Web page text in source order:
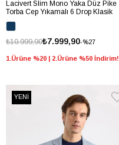
Lacivert Slim Mono Yaka Düz Pike
Torba Cep Yıkamalı 6 Drop Klasik
Ceket
%27
₺7.999,90
₺10.999,90
1.Ürüne %20 | 2.Ürüne %50 İndirim!
YENİ